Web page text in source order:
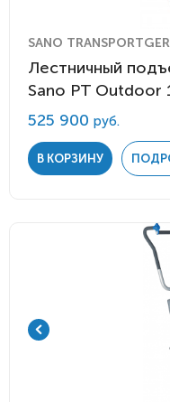
SANO
Лестничный
Sano PT Outdoor
525 900 руб.
В КОРЗИНУ